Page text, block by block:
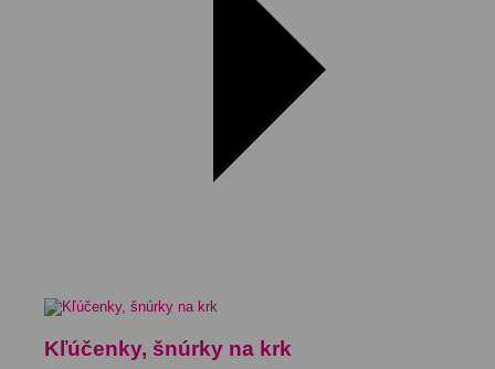
Kľúčenky, šnúrky na krk